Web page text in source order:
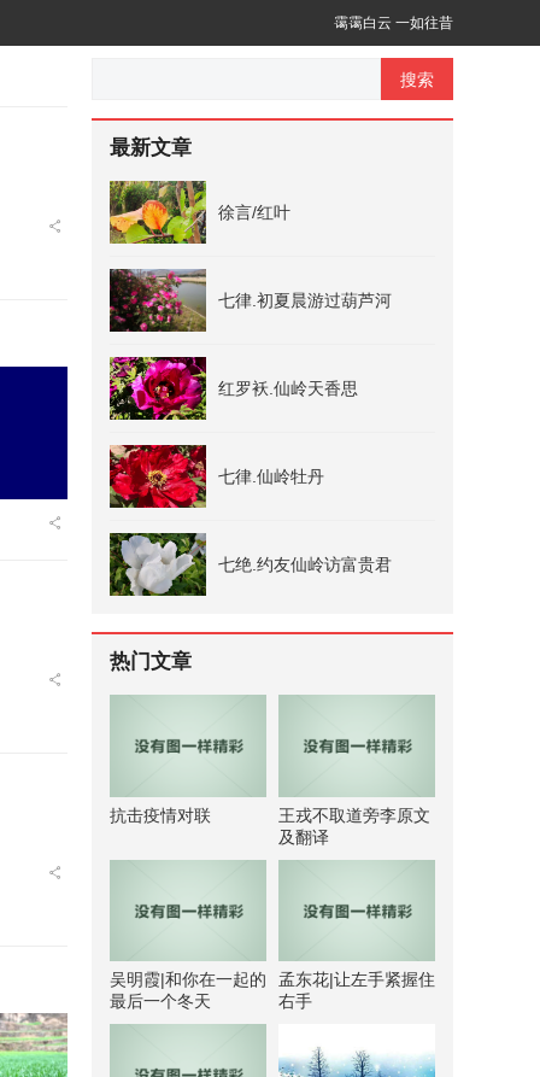
霭霭白云 一如往昔
搜索
最新文章
徐言/红叶
七律.初夏晨游过葫芦河
红罗袄.仙岭天香思
七律.仙岭牡丹
七绝.约友仙岭访富贵君
热门文章
抗击疫情对联
王戎不取道旁李原文
及翻译
吴明霞|和你在一起的
最后一个冬天
孟东花|让左手紧握住
右手